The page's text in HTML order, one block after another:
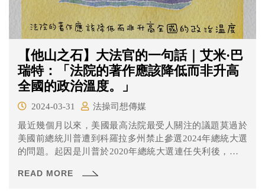
【他山之石】大法官的一句話｜艾米·巴
瑞特：「法院的著作應該降低而非升高
全國的政治溫度。」
2024-03-31
法操司想傳媒
最近幾個月以來，美國最高法院最受人關注的議題莫過於
美國前總統川普遭到科羅拉多州禁止參選2024年總統大選
的問題。起因是川普於2020年總統大選連任失利後，支持
日發動「拯救美國」集會，主張投票過程受到控制。最後
READ MORE